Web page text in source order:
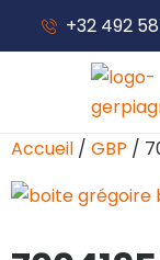
+32 492
Accueil / GBP /